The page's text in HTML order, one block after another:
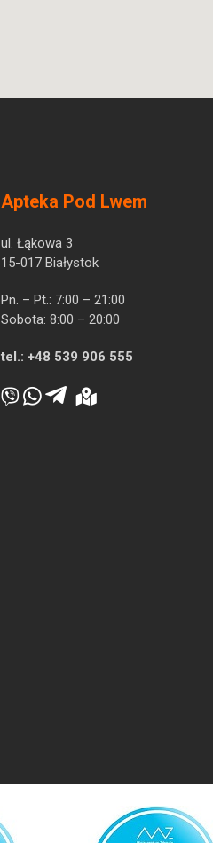
Apteka Pod Lwem
ul. Łąkowa 3
15-017 Białystok
Pn. – Pt.: 7:00 – 21:00
Sobota: 8:00 – 20:00
tel.: +48 539 906 555